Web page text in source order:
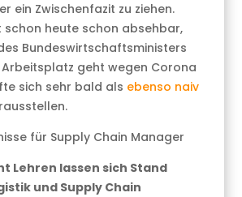
ein Zwischenfazit zu ziehen.
schon heute schon absehbar,
Bundeswirtschaftsministers
Arbeitsplatz geht wegen Corona
sich sehr bald als ebenso naiv
für Supply Chain Manager
Lehren lassen sich Stand
und Supply Chain